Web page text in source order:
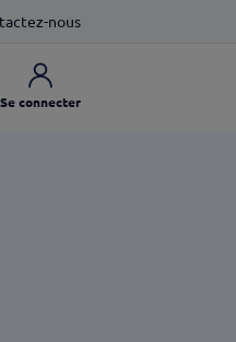
nous
Se connecter